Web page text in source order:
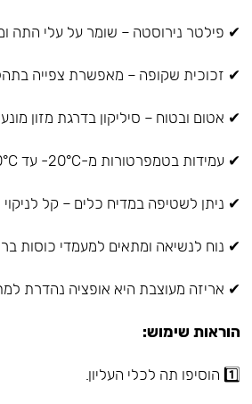
✔ פילטר נירוסטה – שומר על עלי התה
✔ זכוכית שקופה – מאפשרת צפייה
✔ אטום ובטוח – סיליקון בדרגת מזון
✔ עמידות בטמפרטורות מ-20°C- עד 150°C+
✔ ניתן לשטיפה במדיח כלים – קל לניקוי
✔ נוח לנשיאה ומתאים למעמדי כוסות
✔ אריזה מעוצבת היא אופציה נהדרת
הוראות שימוש:
1️⃣ הוסיפו תה לכלי העליון.